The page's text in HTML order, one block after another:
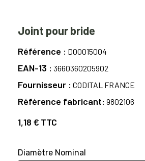
Joint pour bride
Référence D00015004
EAN-13 3660360205902
Fournisseur CODITAL FRANCE
Référence fabricant 9802106
1,18 € TTC
Diamètre Nominal